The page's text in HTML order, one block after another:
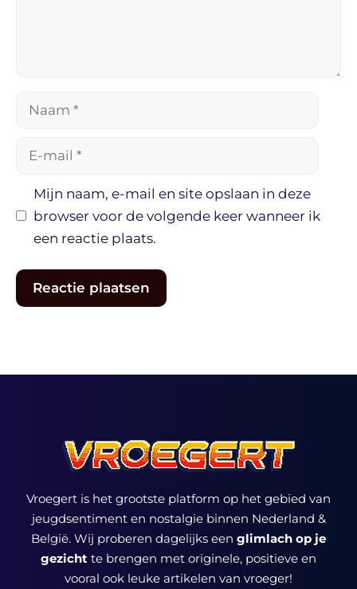
Naam
Mijn naam, e-mail en site opslaan in deze
browser voor de volgende keer wanneer ik
een reactie plaats.
Vroegert is het grootste platform op het gebied van
jeugdsentiment en nostalgie binnen Nederland &
België. Wij proberen dagelijks een glimlach op je
gezicht te brengen met originele, positieve en
vooral ook leuke artikelen van vroeger!